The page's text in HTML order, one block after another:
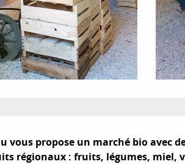
vous propose un marché bio avec
régionaux : fruits, légumes, miel,